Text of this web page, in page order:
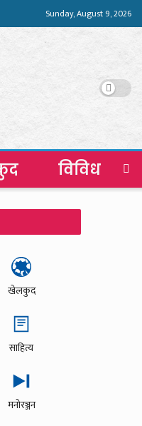
Sunday, August 9, 2026
विविध
खेलकुद
साहित्य
मनोरञ्जन